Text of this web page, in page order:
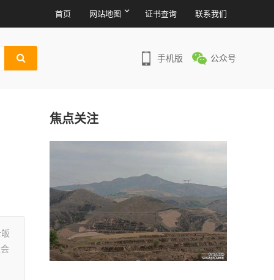
首页 网站地图 证书查询 联系我们
手机版 公众号
焦点关注